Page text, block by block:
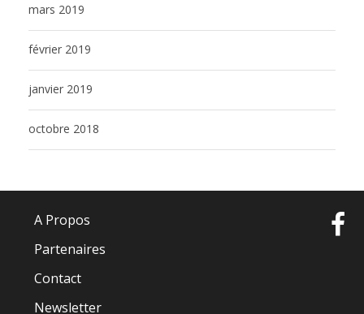
mars 2019
février 2019
janvier 2019
octobre 2018
A Propos
Partenaires
Contact
Newsletter